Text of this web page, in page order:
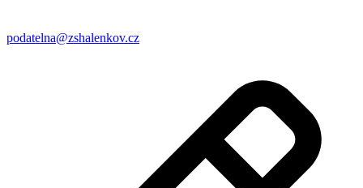
podatelna@zshalenkov.cz